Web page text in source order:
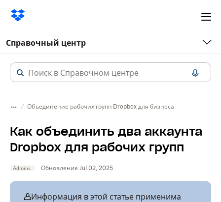
Справочный центр
Объединение рабочих групп Dropbox для бизнеса
Как объединить два аккаунта
Dropbox для рабочих групп
Admins Обновление Jul 02, 2025
Информация в этой статье применима